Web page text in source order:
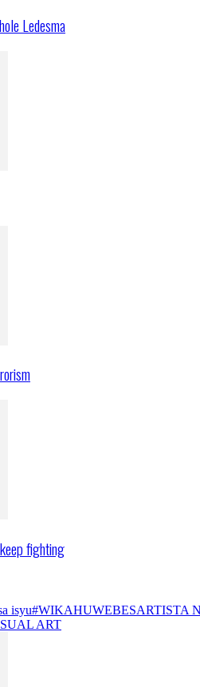
Ledesma
fighting
isyu#WIKAHUWEBESARTISTA
ART